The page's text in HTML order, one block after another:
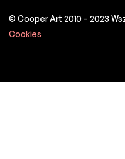
*
© Cooper Art 2010 – 2023
Cookies